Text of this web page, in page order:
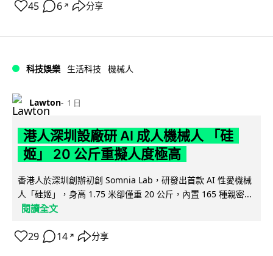
45 6 ↗ 分享
科技娛樂 生活科技 機械人
Lawton 1 日
港人深圳設廠研 AI 成人機械人 「硅
姬」 20 公斤重擬人度極高
香港人於深圳創辦初創 Somnia Lab，研發出首款 AI 性愛機械
人「硅姬」，身高 1.75 米卻僅重 20 公斤，內置 165 種親密...
閱讀全文
29 14 ↗ 分享